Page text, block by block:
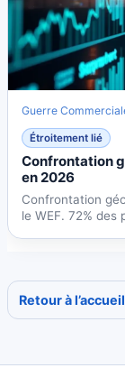
Guerre
Étroitement lié
Confrontation
en 2026
Confrontation
le WEF. 72%
Retour à